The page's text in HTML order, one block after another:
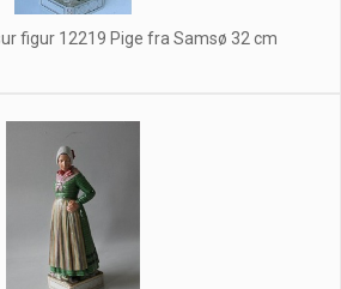
figur 12219 Pige fra Samsø 32 cm